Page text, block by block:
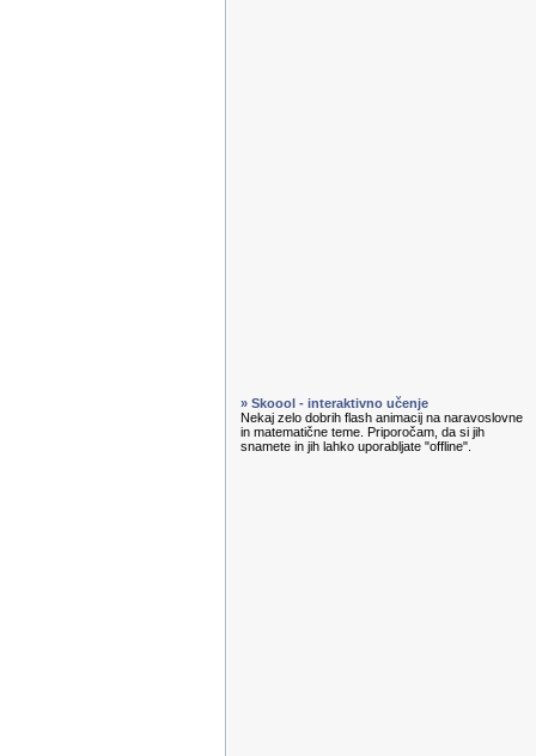
» Skoool - interaktivno učenje
Nekaj zelo dobrih flash animacij na naravoslovne
in matematične teme. Priporočam, da si jih
snamete in jih lahko uporabljate "offline".